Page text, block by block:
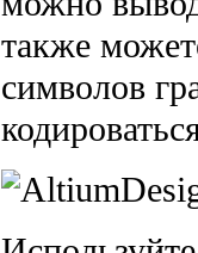
также
символов